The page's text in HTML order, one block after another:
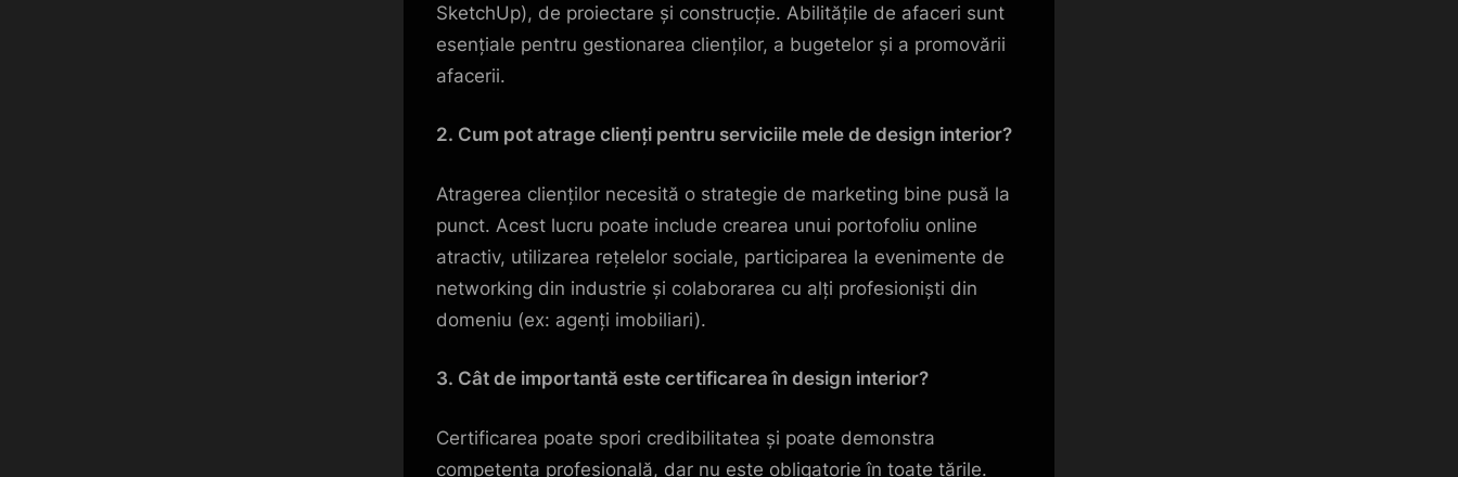
SketchUp), de proiectare și construcție. Abilitățile de afaceri sunt
esențiale pentru gestionarea clienților, a bugetelor și a promovării
afacerii.
2. Cum pot atrage clienți pentru serviciile mele de design interior?
Atragerea clienților necesită o strategie de marketing bine pusă la
punct. Acest lucru poate include crearea unui portofoliu online
atractiv, utilizarea rețelelor sociale, participarea la evenimente de
networking din industrie și colaborarea cu alți profesioniști din
domeniu (ex: agenți imobiliari).
3. Cât de importantă este certificarea în design interior?
Certificarea poate spori credibilitatea și poate demonstra
competența profesională, dar nu este obligatorie în toate țările.